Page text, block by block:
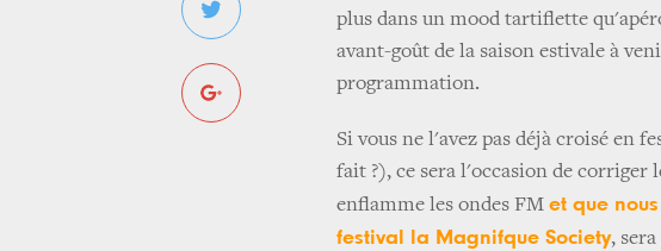
plus dans un mood tartiflette
avant-goût de la saison estivale à
programmation.
Si vous ne l'avez pas déjà croisé en
fait ?), ce sera l'occasion de
enflamme les ondes FM et que
festival la Magnifque Society,